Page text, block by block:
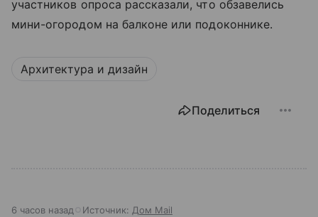
участников опроса рассказали, что обзавелись
мини-огородом на балконе или подоконнике.
Архитектура и дизайн
Поделиться
6 часов назад Источник: Дом Mail